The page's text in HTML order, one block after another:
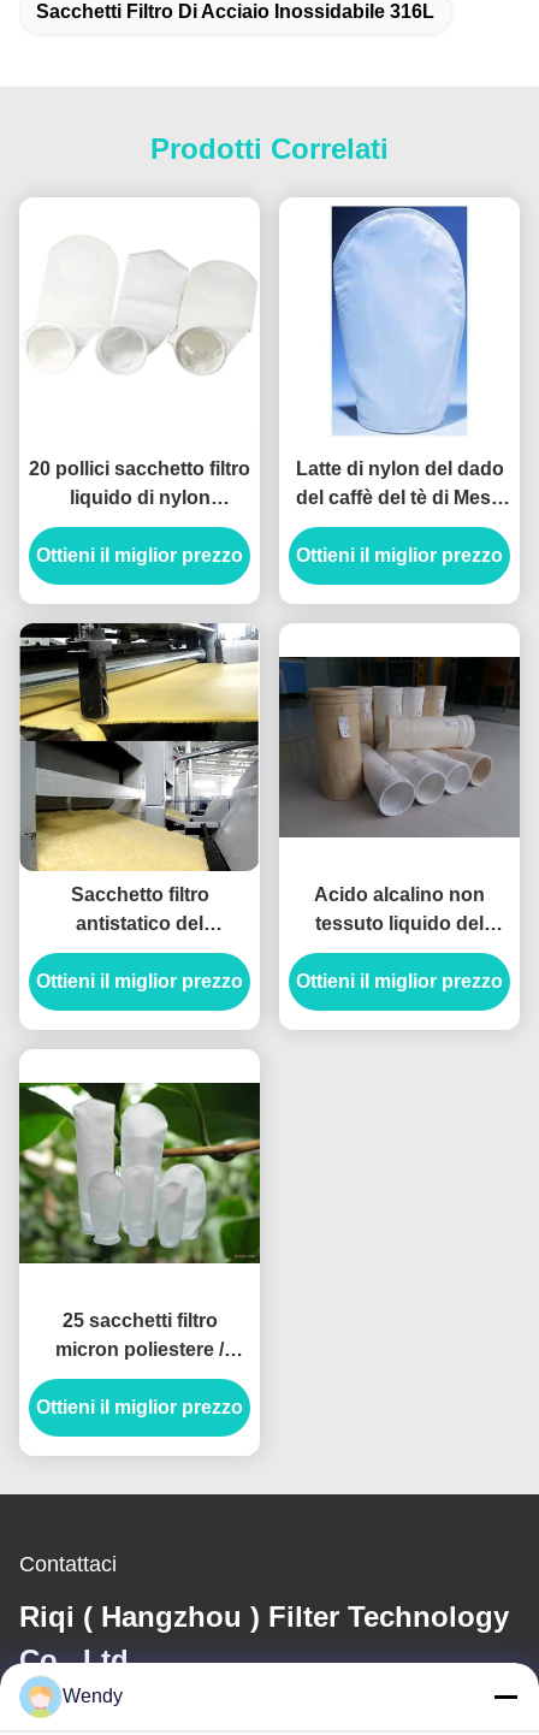
Sacchetti Filtro Di Acciaio Inossidabile 316L
Prodotti Correlati
20 pollici sacchetto filtro
liquido di nylon
poliestere Micron mesh
sacchetto filtro
Ottieni il miglior prezzo
Latte di nylon del dado
del caffè del tè di Mesh
Filter Bags Drawstring
For del micron
Ottieni il miglior prezzo
Sacchetto filtro
antistatico del
Polyimide P84 1x1x1m
con il filato di PTFE
Ottieni il miglior prezzo
Acido alcalino non
tessuto liquido del
sacchetto filtro di PTFE
micro anti anti
Ottieni il miglior prezzo
25 sacchetti filtro
micron poliestere /
polipropilene olio
assorbente
Ottieni il miglior prezzo
Contattaci
Riqi ( Hangzhou ) Filter Technology
Co., Ltd.
E-mail
Wendy